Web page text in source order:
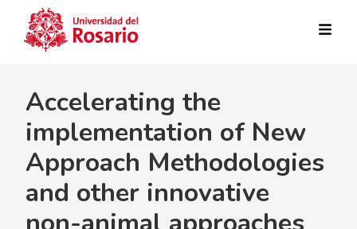
Accelerating the
implementation of New
Approach Methodologies
and other innovative